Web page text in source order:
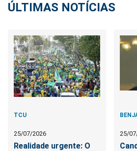
ÚLTIMAS NOTÍCIAS
TCU
25/07/2026
Realidade urgente: O
25/